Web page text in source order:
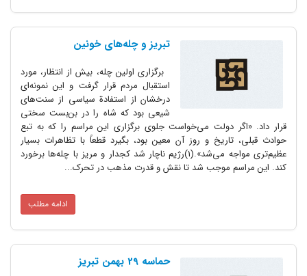
تبریز و چله‌های خونین
برگزاری اولین چله، بیش از انتظار، مورد
استقبال مردم قرار گرفت و این نمونه‌ای
درخشان از استفادة سیاسی از سنت‌های
شیعی بود که شاه را در بن‌بست سختی
قرار داد. «اگر دولت می‌خواست جلوی برگزاری این مراسم را که به تبع
حوادث قبلی، تاریخ و روز آن معین بود، بگیرد قطعاً با تظاهرات بسیار
عظیم‌تری مواجه می‌شد».(1)رژیم ناچار شد کجدار و مریز با چله‌ها برخورد
کند. این مراسم موجب شد تا نقش و قدرت مذهب در تحرک...
ادامه مطلب
حماسه 29 بهمن تبریز